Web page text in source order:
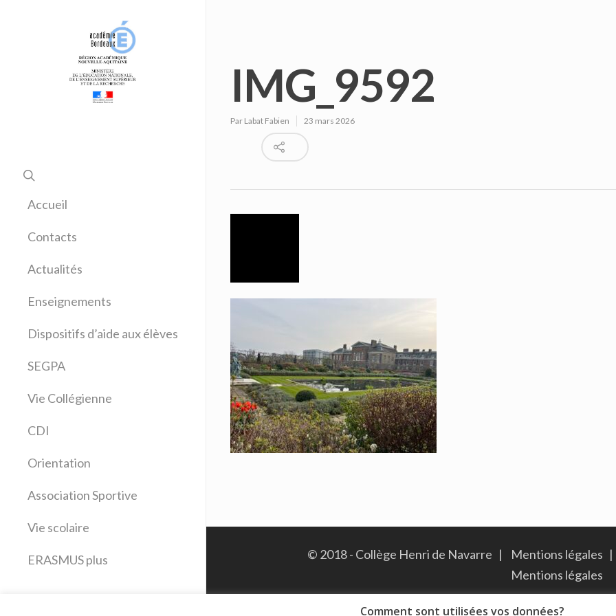
Accueil
Contacts
Actualités
Enseignements
Allemand
Anglais
Arts plastiques
Education musicale
Espagnol
Français
Latin
Sciences physiques
Technologie
Dispositifs d’aide aux élèves
SEGPA
Vie Collégienne
CDI
Orientation
Association Sportive
Vie scolaire
ERASMUS plus
IMG_9592
Par Labat Fabien 23 mars 2026
© 2018 - Collège Henri de Navarre | Mentions légales |
Mentions légales
Comment sont utilisées vos données?